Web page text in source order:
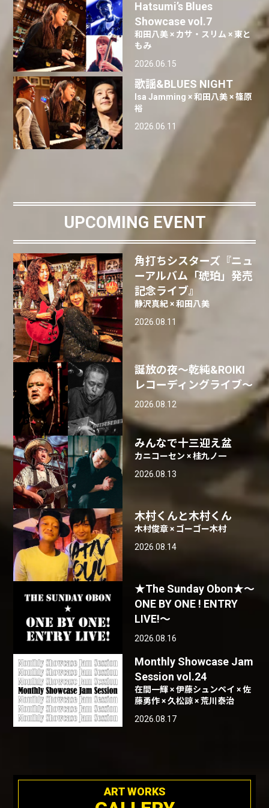
Hatsumi’s Blues
Showcase vol.7
和田八美 × カサ・スリム × 東と
もみ
2026.06.15
歌謡&BLUES NIGHT
Isa Jamming × 和田八美 × 篠原
裕
2026.06.11
UPCOMING EVENT
角打ちシスターズ『ニュ
ーアルバム「琥珀」発売
記念ライブ』
静沢真紀 × 和田八美
2026.08.11
誕放の夜〜乾純&ROIKI
レコーディングライブ〜
2026.08.12
みんなで十三迎え盆
カニコーセン × 桂九ノ一
2026.08.13
木村くんと木村くん
木村俊章 × ゴーゴー木村
2026.08.14
★The Sunday Obon★〜
ONE BY ONE ! ENTRY
LIVE!〜
2026.08.16
Monthly Showcase Jam
Session vol.24
在間一輝 × 伊藤シュンペイ × 佐
藤勇作 × 久松諒 × 荒川泰治
2026.08.17
ART WORKS